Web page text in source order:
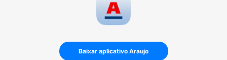
Baixar aplicativo Araujo